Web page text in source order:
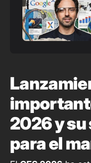
2026 y
para el